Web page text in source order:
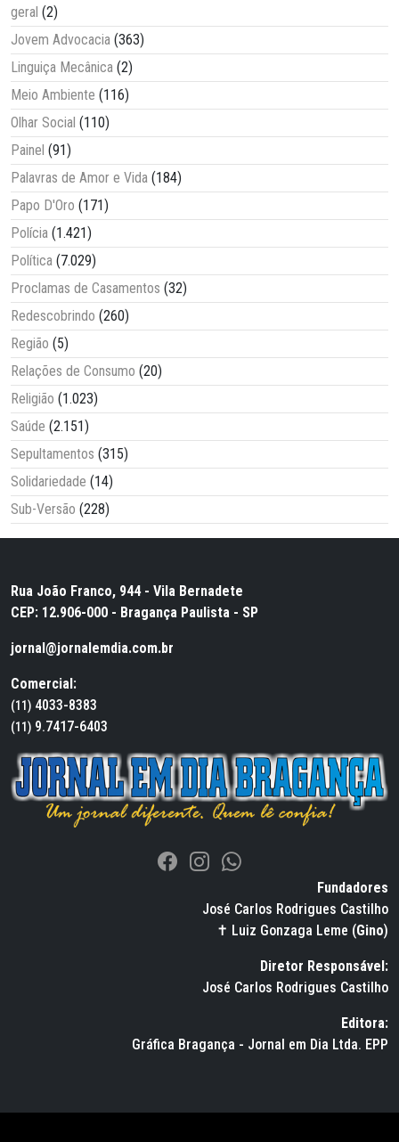
geral (2)
Jovem Advocacia (363)
Linguiça Mecânica (2)
Meio Ambiente (116)
Olhar Social (110)
Painel (91)
Palavras de Amor e Vida (184)
Papo D'Oro (171)
Polícia (1.421)
Política (7.029)
Proclamas de Casamentos (32)
Redescobrindo (260)
Região (5)
Relações de Consumo (20)
Religião (1.023)
Saúde (2.151)
Sepultamentos (315)
Solidariedade (14)
Sub-Versão (228)
Rua João Franco, 944 - Vila Bernadete
CEP: 12.906-000 - Bragança Paulista - SP
jornal@jornalemdia.com.br
Comercial:
(11) 4033-8383
(11) 9.7417-6403
Fundadores
José Carlos Rodrigues Castilho
✝ Luiz Gonzaga Leme (Gino)
Diretor Responsável:
José Carlos Rodrigues Castilho
Editora:
Gráfica Bragança - Jornal em Dia Ltda. EPP